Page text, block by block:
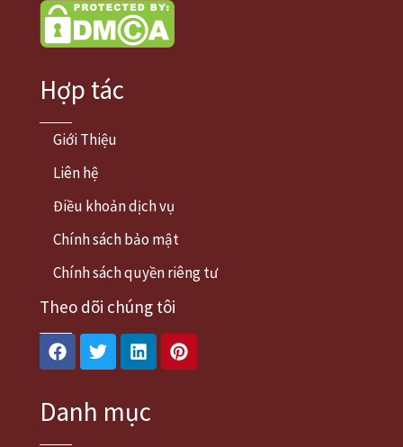
Hợp tác
Giới Thiệu
Liên hệ
Điều khoản dịch vụ
Chính sách bảo mật
Chính sách quyền riêng tư
Theo dõi chúng tôi
Facebook
TwitterLinkedinPinterest
Danh mục